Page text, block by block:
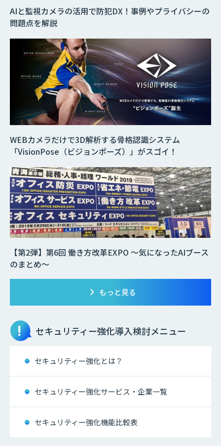
AIと監視カメラの活用で防犯DX！事例やプライバシーの
問題点を解説
【第2弾】第6回 働き方改革EXPO ～気になったAIブース
のまとめ～
WEBカメラだけで3D解析する骨格認識システム
「VisionPose（ビジョンポーズ）」がスゴイ！
もっと見る
セキュリティー強化導入検討メニュー
セキュリティー強化とは？
セキュリティー強化サービス・企業一覧
セキュリティー強化機能比較表